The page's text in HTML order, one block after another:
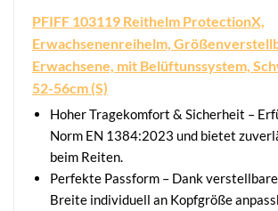
PFIFF 103119 Reithelm ProtectionX,
Erwachsenenreihelm,
Erwachsene, mit Belüftunssystem,
52-56cm (S)
Hoher Tragekomfort & Sicherheit –
Norm EN 1384:2023 und bietet
beim Reiten.
Perfekte Passform – Dank
Breite individuell an Kopfgröße